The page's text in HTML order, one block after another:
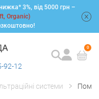
3%, від 5000 грн –
Organic)
92-12
0
системи